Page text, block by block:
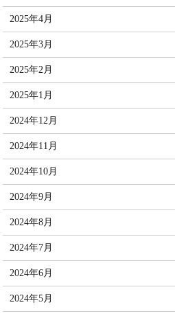
2025年4月
2025年3月
2025年2月
2025年1月
2024年12月
2024年11月
2024年10月
2024年9月
2024年8月
2024年7月
2024年6月
2024年5月